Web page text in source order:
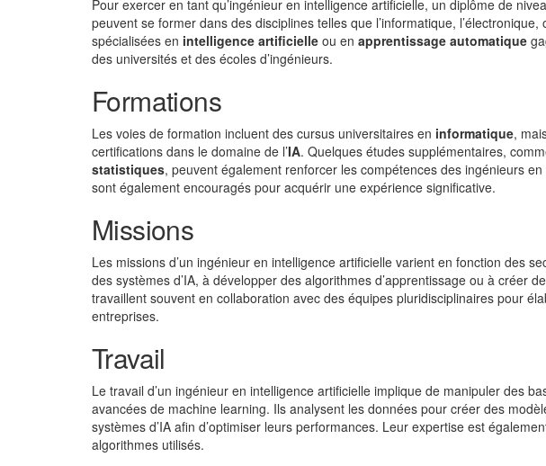
Pour exercer en tant qu’ingénieur en intelligence artificielle, un diplôme de
peuvent se former dans des disciplines telles que l’informatique,
spécialisées en intelligence artificielle ou en apprentissage automatique
des universités et des écoles d’ingénieurs.
Formations
Les voies de formation incluent des cursus universitaires en informatique,
certifications dans le domaine de l’IA. Quelques études supplémentaires,
statistiques, peuvent également renforcer les compétences des ingénieurs
sont également encouragés pour acquérir une expérience significative.
Missions
Les missions d’un ingénieur en intelligence artificielle varient en fonction des
des systèmes d’IA, à développer des algorithmes d’apprentissage ou à créer
travaillent souvent en collaboration avec des équipes pluridisciplinaires pour
entreprises.
Travail
Le travail d’un ingénieur en intelligence artificielle implique de manipuler des
avancées de machine learning. Ils analysent les données pour créer des
systèmes d’IA afin d’optimiser leurs performances. Leur expertise est
algorithmes utilisés.